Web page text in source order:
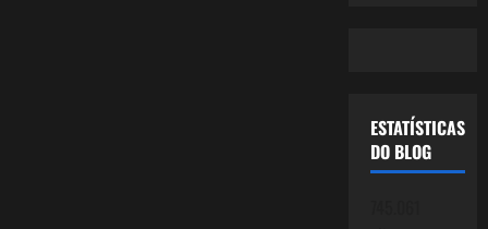
ESTATÍSTICAS
DO BLOG